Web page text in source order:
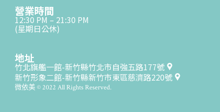
營業時間
12:30 PM – 21:30 PM
(星期日公休)
地址
竹北旗艦一館-新竹縣竹北市自強五路177號
新竹形象二館-新竹縣新竹市東區慈濟路220號
微依美 © 2022 All Rights Reserved.